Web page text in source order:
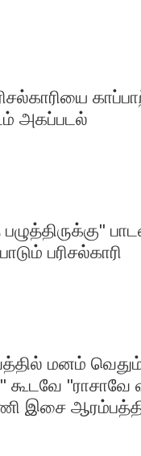
அகப்படல்
பரிசல்காரி
மனம்
கூடவே
இசை